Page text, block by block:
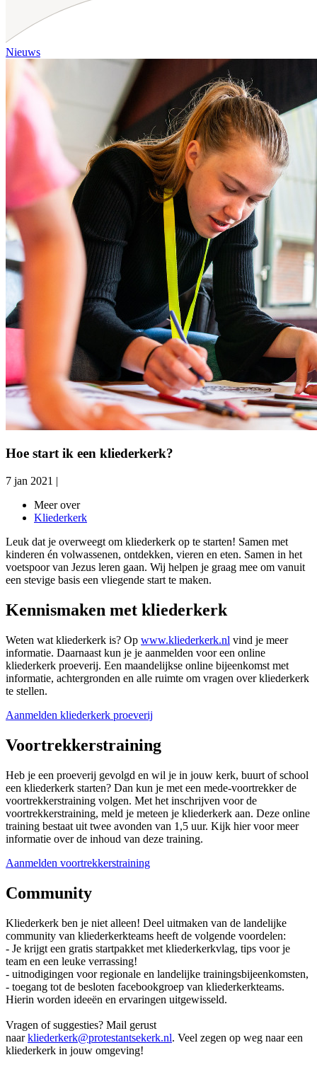
Nieuws
Hoe start ik een kliederkerk?
7 jan 2021 |
Meer over
Kliederkerk
Leuk dat je overweegt om kliederkerk op te starten! Samen met
kinderen én volwassenen, ontdekken, vieren en eten. Samen in het
voetspoor van Jezus leren gaan. Wij helpen je graag mee om vanuit
een stevige basis een vliegende start te maken.
Kennismaken met kliederkerk
Weten wat kliederkerk is? Op www.kliederkerk.nl vind je meer
informatie. Daarnaast kun je je aanmelden voor een online
kliederkerk proeverij. Een maandelijkse online bijeenkomst met
informatie, achtergronden en alle ruimte om vragen over kliederkerk
te stellen.
Aanmelden kliederkerk proeverij
Voortrekkerstraining
Heb je een proeverij gevolgd en wil je in jouw kerk, buurt of school
een kliederkerk starten? Dan kun je met een mede-voortrekker de
voortrekkerstraining volgen. Met het inschrijven voor de
voortrekkerstraining, meld je meteen je kliederkerk aan. Deze online
training bestaat uit twee avonden van 1,5 uur. Kijk hier voor meer
informatie over de inhoud van deze training.
Aanmelden voortrekkerstraining
Community
Kliederkerk ben je niet alleen! Deel uitmaken van de landelijke
community van kliederkerkteams heeft de volgende voordelen:
- Je krijgt een gratis startpakket met kliederkerkvlag, tips voor je
team en een leuke verrassing!
- uitnodigingen voor regionale en landelijke trainingsbijeenkomsten,
- toegang tot de besloten facebookgroep van kliederkerkteams.
Hierin worden ideeën en ervaringen uitgewisseld.
Vragen of suggesties? Mail gerust
naarkliederkerk@protestantsekerk.nl. Veel zegen op weg naar een
kliederkerk in jouw omgeving!